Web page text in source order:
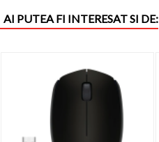
AI PUTEA FI INTERESAT SI DE: